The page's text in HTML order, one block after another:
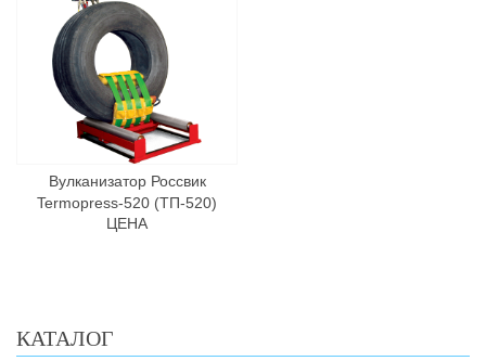
Вулканизатор Россвик
Termopress-520 (ТП-520)
ЦЕНА
КАТАЛОГ